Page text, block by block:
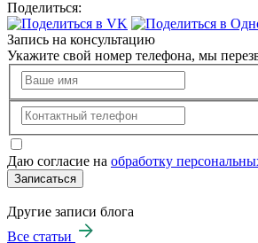
Поделиться:
Запись на консультацию
Укажите свой номер телефона, мы
Даю согласие на обработку
Записаться
Другие записи блога
Все статьи